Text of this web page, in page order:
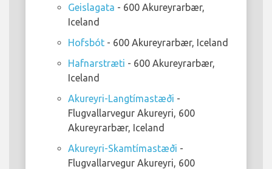
Geislagata - 600 Akureyrarbær,
Iceland
Hofsbót - 600 Akureyrarbær, Iceland
Hafnarstræti - 600 Akureyrarbær,
Iceland
Akureyri-Langtímastæði -
Flugvallarvegur Akureyri, 600
Akureyrarbær, Iceland
Akureyri-Skamtímastæði -
Flugvallarvegur Akureyri, 600